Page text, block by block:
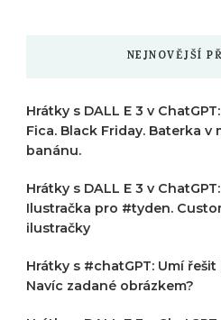
NEJNOVĚJŠÍ
Hrátky s DALL E 3 v
Fica. Black Friday. Baterka v
banánu.
Hrátky s DALL E 3 v
Ilustračka pro #tyden.
ilustračky
Hrátky s #chatGPT: Umí
Navíc zadané obrázkem?